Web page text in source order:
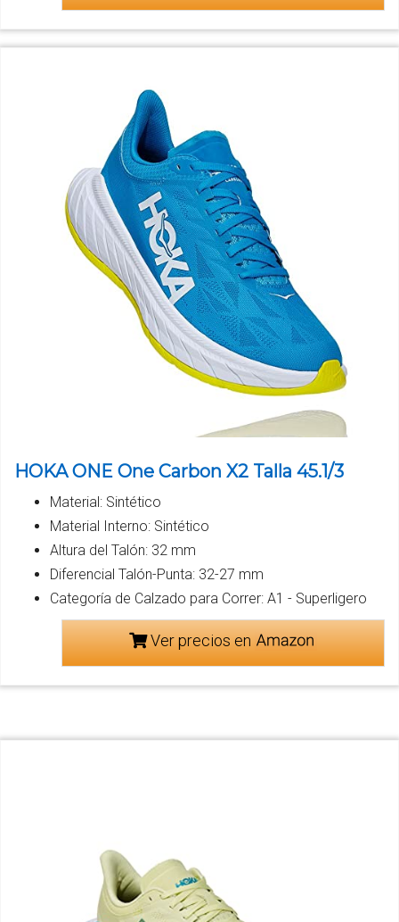
HOKA ONE One Carbon X2 Talla 45.1/3
Material: Sintético
Material Interno: Sintético
Altura del Talón: 32 mm
Diferencial Talón-Punta: 32-27 mm
Categoría de Calzado para Correr: A1 - Superligero
Ver precios en